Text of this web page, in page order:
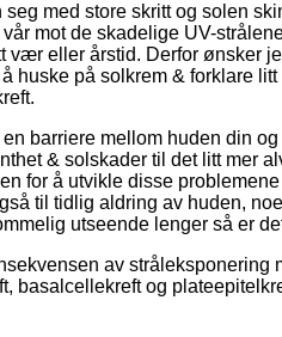
med store skritt og solen
mot de skadelige UV-
vær eller årstid. Derfor ønsker
huske på solkrem & forklare
barriere mellom huden din
& solskader til det litt mer
for å utvikle disse
til tidlig aldring av huden,
utseende lenger så er
av
basalcellekreft og